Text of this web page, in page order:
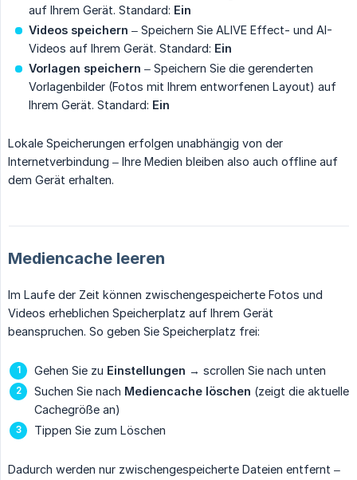
auf Ihrem Gerät. Standard: Ein
Videos speichern – Speichern Sie ALIVE Effect- und AI-
Videos auf Ihrem Gerät. Standard: Ein
Vorlagen speichern – Speichern Sie die gerenderten
Vorlagenbilder (Fotos mit Ihrem entworfenen Layout) auf
Ihrem Gerät. Standard: Ein
Lokale Speicherungen erfolgen unabhängig von der
Internetverbindung – Ihre Medien bleiben also auch offline auf
dem Gerät erhalten.
Mediencache leeren
Im Laufe der Zeit können zwischengespeicherte Fotos und
Videos erheblichen Speicherplatz auf Ihrem Gerät
beanspruchen. So geben Sie Speicherplatz frei:
Gehen Sie zu Einstellungen → scrollen Sie nach unten
Suchen Sie nach Mediencache löschen (zeigt die aktuelle
Cachegröße an)
Tippen Sie zum Löschen
Dadurch werden nur zwischengespeicherte Dateien entfernt –